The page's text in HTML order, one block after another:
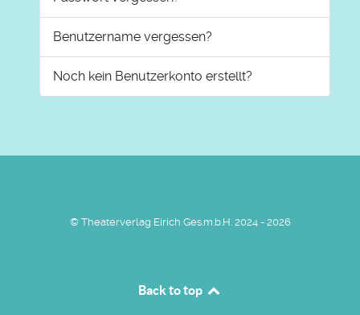
Benutzername vergessen?
Noch kein Benutzerkonto erstellt?
© Theaterverlag Eirich Ges.m.b.H. 2024 - 2026
Back to top